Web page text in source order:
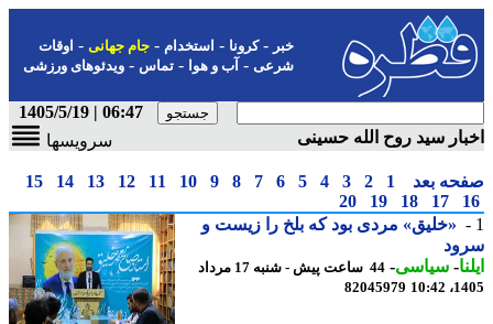
-کرونا-استخدام- جام جهانی-اوقات
شرعی-آب و هوا-تماس-ویدئوهای ورزشی
06:47 | 1405/5/19
سید روح الله حسینی
سرویسها
بعد 1
2
3
4
5
6
7
8
9
10
11
12
13
14
15
17
18
19
20
«خلیق» مردی بود که بلخ را زیست و
-سیاسی-
44 ساعت پیش - شنبه 17 مرداد
82045979